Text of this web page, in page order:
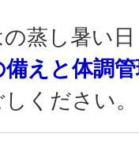
蒸し暑い
備えと体調
ください。